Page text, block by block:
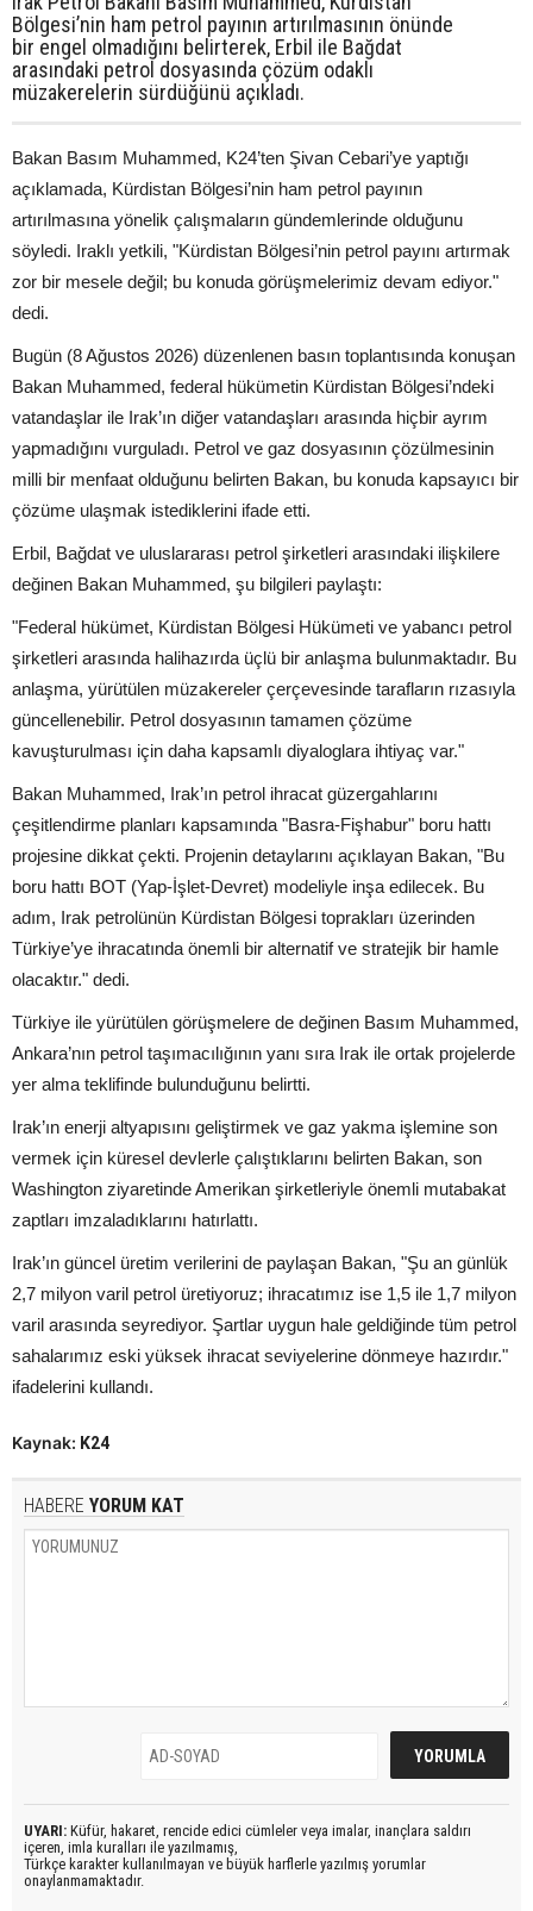
Bölgesi’nin ham petrol payının artırılmasının önünde
bir engel olmadığını belirterek, Erbil ile Bağdat
arasındaki petrol dosyasında çözüm odaklı
müzakerelerin sürdüğünü açıkladı.
Bakan Basım Muhammed, K24’ten Şivan Cebari’ye yaptığı
açıklamada, Kürdistan Bölgesi’nin ham petrol payının
artırılmasına yönelik çalışmaların gündemlerinde olduğunu
söyledi. Iraklı yetkili, "Kürdistan Bölgesi’nin petrol payını artırmak
zor bir mesele değil; bu konuda görüşmelerimiz devam ediyor."
dedi.
Bugün (8 Ağustos 2026) düzenlenen basın toplantısında konuşan
Bakan Muhammed, federal hükümetin Kürdistan Bölgesi’ndeki
vatandaşlar ile Irak’ın diğer vatandaşları arasında hiçbir ayrım
yapmadığını vurguladı. Petrol ve gaz dosyasının çözülmesinin
milli bir menfaat olduğunu belirten Bakan, bu konuda kapsayıcı bir
çözüme ulaşmak istediklerini ifade etti.
Erbil, Bağdat ve uluslararası petrol şirketleri arasındaki ilişkilere
değinen Bakan Muhammed, şu bilgileri paylaştı:
"Federal hükümet, Kürdistan Bölgesi Hükümeti ve yabancı petrol
şirketleri arasında halihazırda üçlü bir anlaşma bulunmaktadır. Bu
anlaşma, yürütülen müzakereler çerçevesinde tarafların rızasıyla
güncellenebilir. Petrol dosyasının tamamen çözüme
kavuşturulması için daha kapsamlı diyaloglara ihtiyaç var."
Bakan Muhammed, Irak’ın petrol ihracat güzergahlarını
çeşitlendirme planları kapsamında "Basra-Fişhabur" boru hattı
projesine dikkat çekti. Projenin detaylarını açıklayan Bakan, "Bu
boru hattı BOT (Yap-İşlet-Devret) modeliyle inşa edilecek. Bu
adım, Irak petrolünün Kürdistan Bölgesi toprakları üzerinden
Türkiye’ye ihracatında önemli bir alternatif ve stratejik bir hamle
olacaktır." dedi.
Türkiye ile yürütülen görüşmelere de değinen Basım Muhammed,
Ankara’nın petrol taşımacılığının yanı sıra Irak ile ortak projelerde
yer alma teklifinde bulunduğunu belirtti.
Irak’ın enerji altyapısını geliştirmek ve gaz yakma işlemine son
vermek için küresel devlerle çalıştıklarını belirten Bakan, son
Washington ziyaretinde Amerikan şirketleriyle önemli mutabakat
zaptları imzaladıklarını hatırlattı.
Irak’ın güncel üretim verilerini de paylaşan Bakan, "Şu an günlük
2,7 milyon varil petrol üretiyoruz; ihracatımız ise 1,5 ile 1,7 milyon
varil arasında seyrediyor. Şartlar uygun hale geldiğinde tüm petrol
sahalarımız eski yüksek ihracat seviyelerine dönmeye hazırdır."
ifadelerini kullandı.
Kaynak: K24
HABERE YORUM KAT
UYARI: Küfür, hakaret, rencide edici cümleler veya imalar, inançlara saldırı
içeren, imla kuralları ile yazılmamış,
Türkçe karakter kullanılmayan ve büyük harflerle yazılmış yorumlar
onaylanmamaktadır.